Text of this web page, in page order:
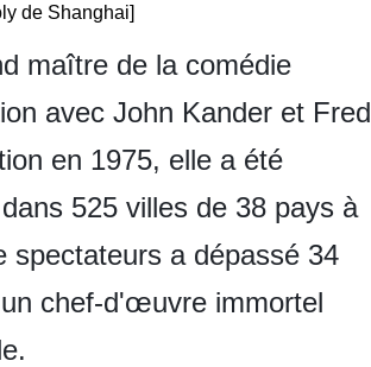
de Shanghai]
maître de la comédie
avec John Kander et Fred
en 1975, elle a été
525 villes de 38 pays à
spectateurs a dépassé 34
chef-d'œuvre immortel